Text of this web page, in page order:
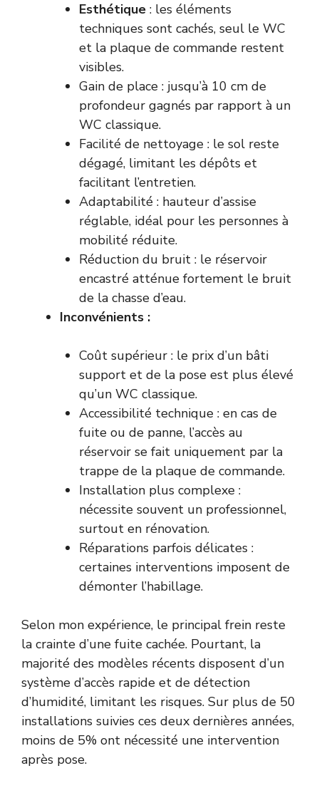
Esthétique : les éléments
techniques sont cachés, seul le WC
et la plaque de commande restent
visibles.
Gain de place : jusqu’à 10 cm de
profondeur gagnés par rapport à un
WC classique.
Facilité de nettoyage : le sol reste
dégagé, limitant les dépôts et
facilitant l’entretien.
Adaptabilité : hauteur d’assise
réglable, idéal pour les personnes à
mobilité réduite.
Réduction du bruit : le réservoir
encastré atténue fortement le bruit
de la chasse d’eau.
Inconvénients :
Coût supérieur : le prix d’un bâti
support et de la pose est plus élevé
qu’un WC classique.
Accessibilité technique : en cas de
fuite ou de panne, l’accès au
réservoir se fait uniquement par la
trappe de la plaque de commande.
Installation plus complexe :
nécessite souvent un professionnel,
surtout en rénovation.
Réparations parfois délicates :
certaines interventions imposent de
démonter l’habillage.
Selon mon expérience, le principal frein reste
la crainte d’une fuite cachée. Pourtant, la
majorité des modèles récents disposent d’un
système d’accès rapide et de détection
d’humidité, limitant les risques. Sur plus de 50
installations suivies ces deux dernières années,
moins de 5% ont nécessité une intervention
après pose.